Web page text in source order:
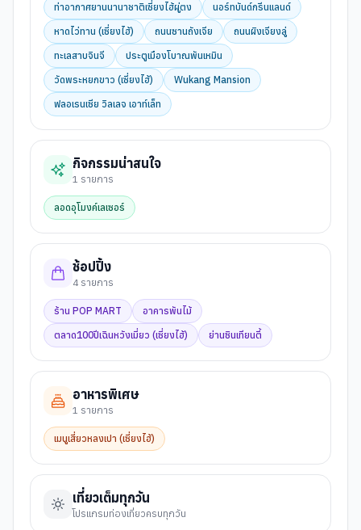
ท่าอากาศยานนานาชาติเซี่ยงไฮ้ผู่ตง
นอร์ทบันด์กรีนแลนด์
หาดไว่ทาน (เซี่ยงไฮ้)
ถนนซานถังเจีย
ถนนผิงเจียงลู่
ทะเลสาบจินจี
ประตูเมืองโบาณพันเหมิน
วัดพระหยกขาว (เซี่ยงไฮ้)
Wukang Mansion
ฟลอเรนเซีย วิลเลจ เอาท์เล็ท
กิจกรรมน่าสนใจ
1 รายการ
ลอดอุโมงค์เลเซอร์
ช้อปปิ้ง
4 รายการ
ร้าน POP MART
อาคารพันไม้
ตลาด100ปีเฉินหวังเมี่ยว (เซี่ยงไฮ้)
ย่านซินเทียนตี้
อาหารพิเศษ
1 รายการ
เมนูเสี่ยวหลงเปา (เซี่ยงไฮ้)
เที่ยวเต็มทุกวัน
โปรแกรมท่องเที่ยวครบทุกวัน